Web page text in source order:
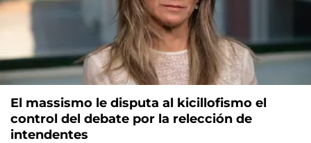
El massismo le disputa al kicillofismo el
control del debate por la relección de
intendentes